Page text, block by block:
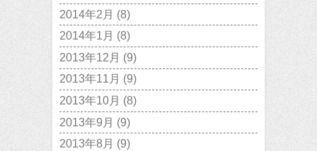
2014年2月 (8)
2014年1月 (8)
2013年12月 (9)
2013年11月 (9)
2013年10月 (8)
2013年9月 (9)
2013年8月 (9)